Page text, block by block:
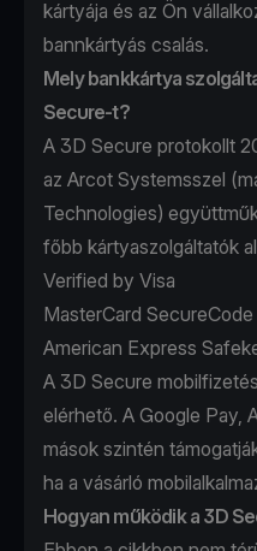
kártyája és az Ön
bannkártyás csalás.
Mely bankkártya
Secure-t?
A 3D Secure protokollt
az Arcot Systemsszel
Technologies)
főbb kártyaszolgáltatók
Verified by Visa
MasterCard SecureCode
American Express
A 3D Secure
elérhető. A Google Pay,
mások szintén
ha a vásárló
Hogyan működik a 3D